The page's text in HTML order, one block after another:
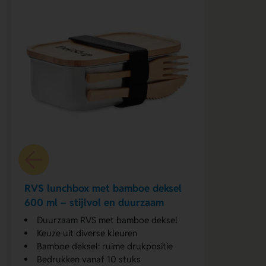
RVS lunchbox met bamboe deksel
600 ml – stijlvol en duurzaam
Duurzaam RVS met bamboe deksel
Keuze uit diverse kleuren
Bamboe deksel: ruime drukpositie
Bedrukken vanaf 10 stuks